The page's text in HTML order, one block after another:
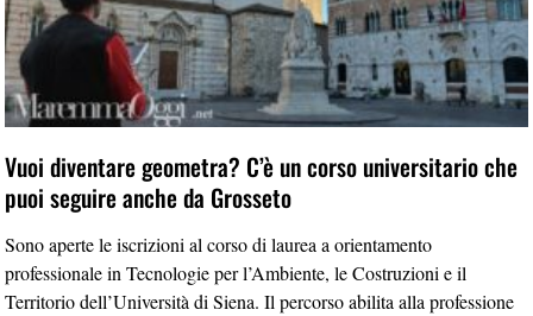
Vuoi diventare geometra? C’è un corso universitario che
puoi seguire anche da Grosseto
Sono aperte le iscrizioni al corso di laurea a orientamento
professionale in Tecnologie per l’Ambiente, le Costruzioni e il
Territorio dell’Università di Siena. Il percorso abilita alla professione